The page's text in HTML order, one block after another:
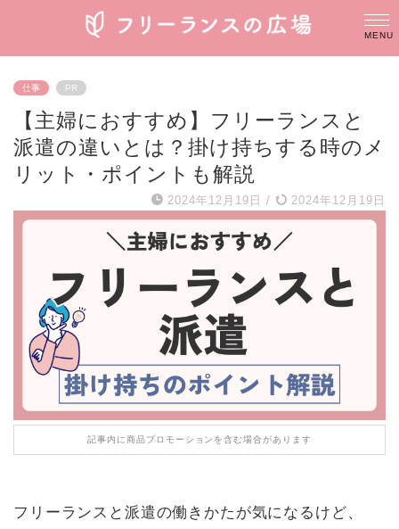
仕事 PR
【主婦におすすめ】フリーランスと
派遣の違いとは？掛け持ちする時のメ
リット・ポイントも解説
2024年12月19日 / 2024年12月19日
記事内に商品プロモーションを含む場合があります
フリーランスと派遣の働きかたが気になるけど、